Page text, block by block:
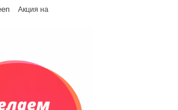
и косметички
спортивные
Акция на